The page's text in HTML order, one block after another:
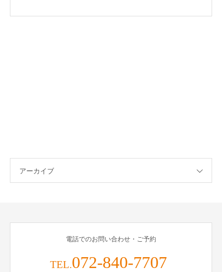
アーカイブ
電話でのお問い合わせ・ご予約
TEL.072-840-7707